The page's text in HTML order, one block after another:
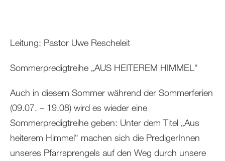
Leitung: Pastor Uwe Rescheleit
Sommerpredigtreihe „AUS HEITEREM HIMMEL“
Auch in diesem Sommer während der Sommerferien
(09.07. – 19.08) wird es wieder eine
Sommerpredigtreihe geben: Unter dem Titel „Aus
heiterem Himmel“ machen sich die PredigerInnen
unseres Pfarrsprengels auf den Weg durch unsere